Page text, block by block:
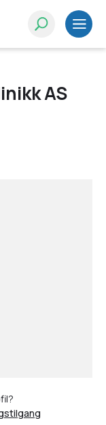
AS